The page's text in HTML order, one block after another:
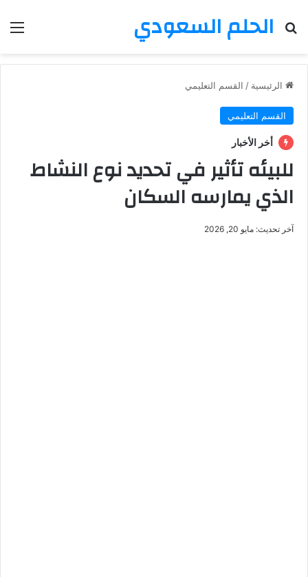
الحلم السعودي
بحث عن
الرئيسية / القسم التعليمي
القسم التعليمي
أخر الأخبار
للبيئه تأثير في تحديد نوع النشاط
الذي يمارسه السكان
آخر تحديث: مايو 20, 2026